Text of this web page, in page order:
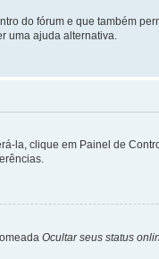
do fórum e que também
uma ajuda alternativa.
la, clique em Painel de
Ocultar seus status